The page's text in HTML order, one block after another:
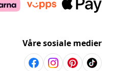
Våre sosiale medier